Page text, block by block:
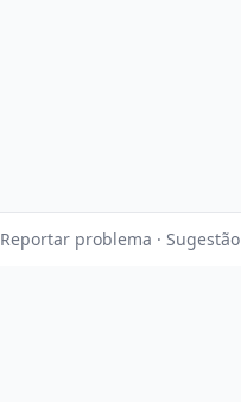
Reportar problema · Sugestão